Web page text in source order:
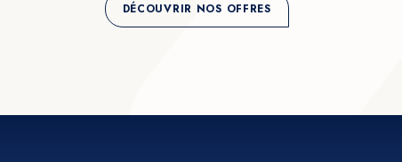
DÉCOUVRIR NOS OFFRES